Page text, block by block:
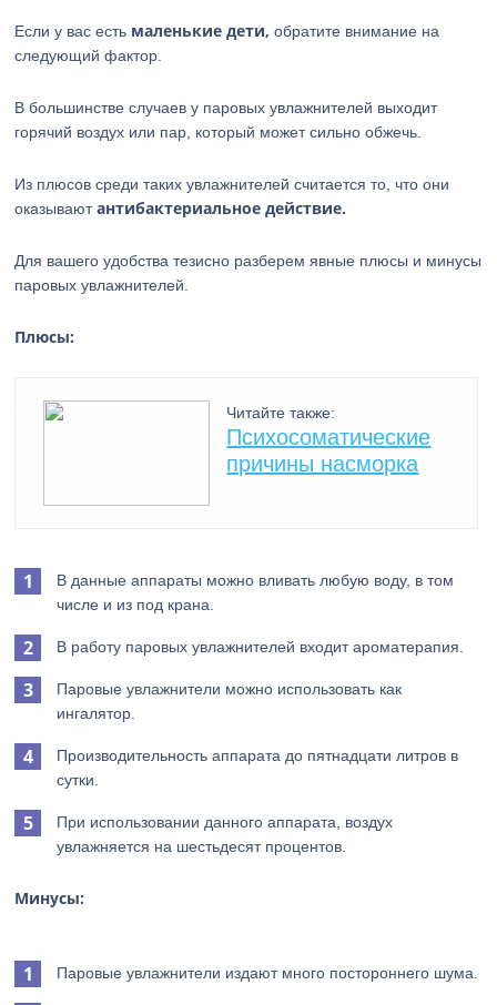
Если у вас есть маленькие дети, обратите внимание на
следующий фактор.
В большинстве случаев у паровых увлажнителей выходит
горячий воздух или пар, который может сильно обжечь.
Из плюсов среди таких увлажнителей считается то, что они
оказываютантибактериальное действие.
Для вашего удобства тезисно разберем явные плюсы и минусы
паровых увлажнителей.
Плюсы:
Читайте также:
Психосоматические
причины насморка
В данные аппараты можно вливать любую воду, в том
числе и из под крана.
В работу паровых увлажнителей входит ароматерапия.
Паровые увлажнители можно использовать как
ингалятор.
Производительность аппарата до пятнадцати литров в
сутки.
При использовании данного аппарата, воздух
увлажняется на шестьдесят процентов.
Минусы:
Паровые увлажнители издают много постороннего шума.